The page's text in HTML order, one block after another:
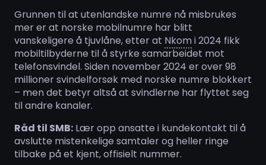
Grunnen til at utenlandske numre nå misbrukes
mer er at norske mobilnumre har blitt
vanskeligere å tjuvlåne, etter at Nkomi 2024 fikk
mobiltilbyderne til å styrke samarbeidet mot
telefonsvindel. Siden november 2024 er over 98
millioner svindelforsøk med norske numre blokkert
– men det betyr altså at svindlerne har flyttet seg
til andre kanaler.
Råd til SMB: Lær opp ansatte i kundekontakt til å
avslutte mistenkelige samtaler og heller ringe
tilbake på et kjent, offisielt nummer.